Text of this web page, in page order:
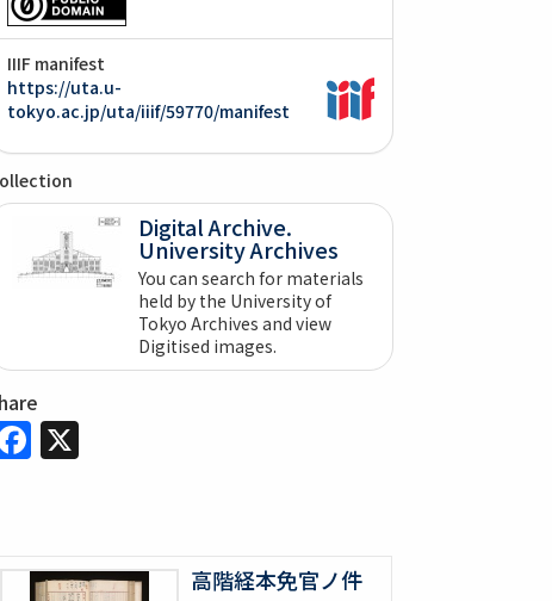
IIIF manifest
https://uta.u-
tokyo.ac.jp/uta/iiif/59770/manifest
Digital Archive.
University Archives
You can search for materials
held by the University of
Tokyo Archives and view
Digitised images.
Facebook
X
高階経本免官ノ件